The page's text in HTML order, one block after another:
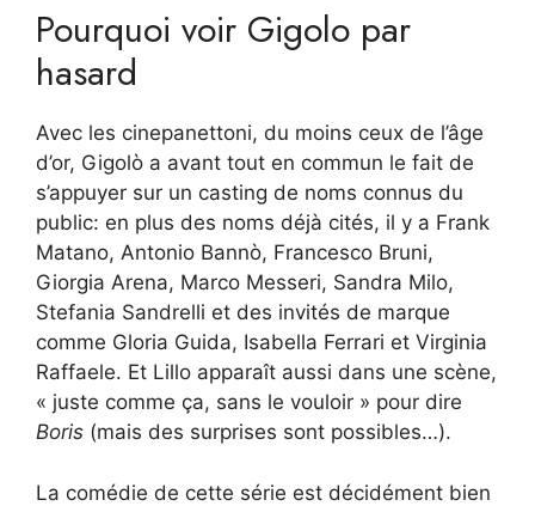
Pourquoi voir Gigolo par
hasard
Avec les cinepanettoni, du moins ceux de l’âge
d’or, Gigolò a avant tout en commun le fait de
s’appuyer sur un casting de noms connus du
public: en plus des noms déjà cités, il y a Frank
Matano, Antonio Bannò, Francesco Bruni,
Giorgia Arena, Marco Messeri, Sandra Milo,
Stefania Sandrelli et des invités de marque
comme Gloria Guida, Isabella Ferrari et Virginia
Raffaele. Et Lillo apparaît aussi dans une scène,
« juste comme ça, sans le vouloir » pour dire
Boris (mais des surprises sont possibles…).
La comédie de cette série est décidément bien